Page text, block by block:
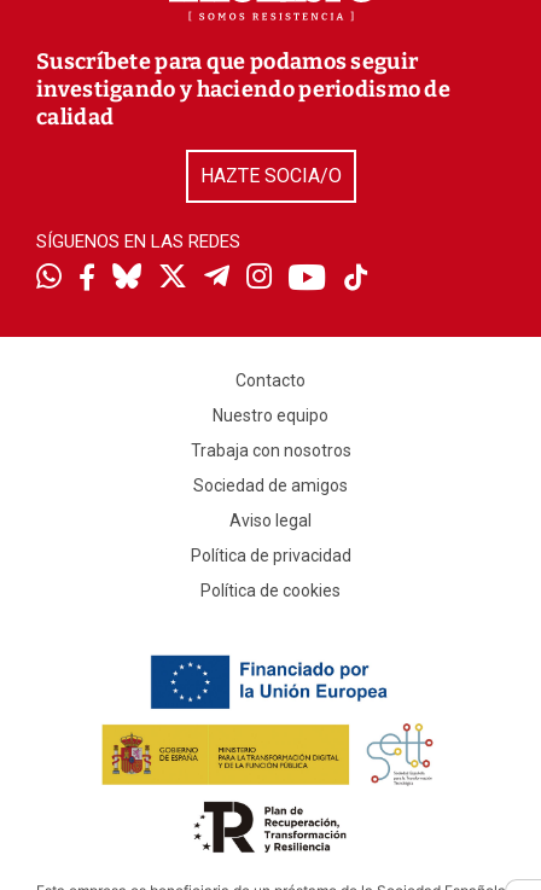
Suscríbete para que podamos seguir
investigando y haciendo periodismo de
calidad
HAZTE SOCIA/O
SÍGUENOS EN LAS REDES
Contacto
Nuestro equipo
Trabaja con nosotros
Sociedad de amigos
Aviso legal
Política de privacidad
Política de cookies